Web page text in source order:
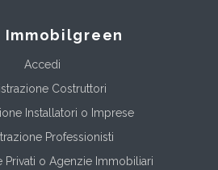
Immobilgreen
Accedi
Costruttori
Installatori o Imprese
Professionisti
Privati o Agenzie Immobiliari